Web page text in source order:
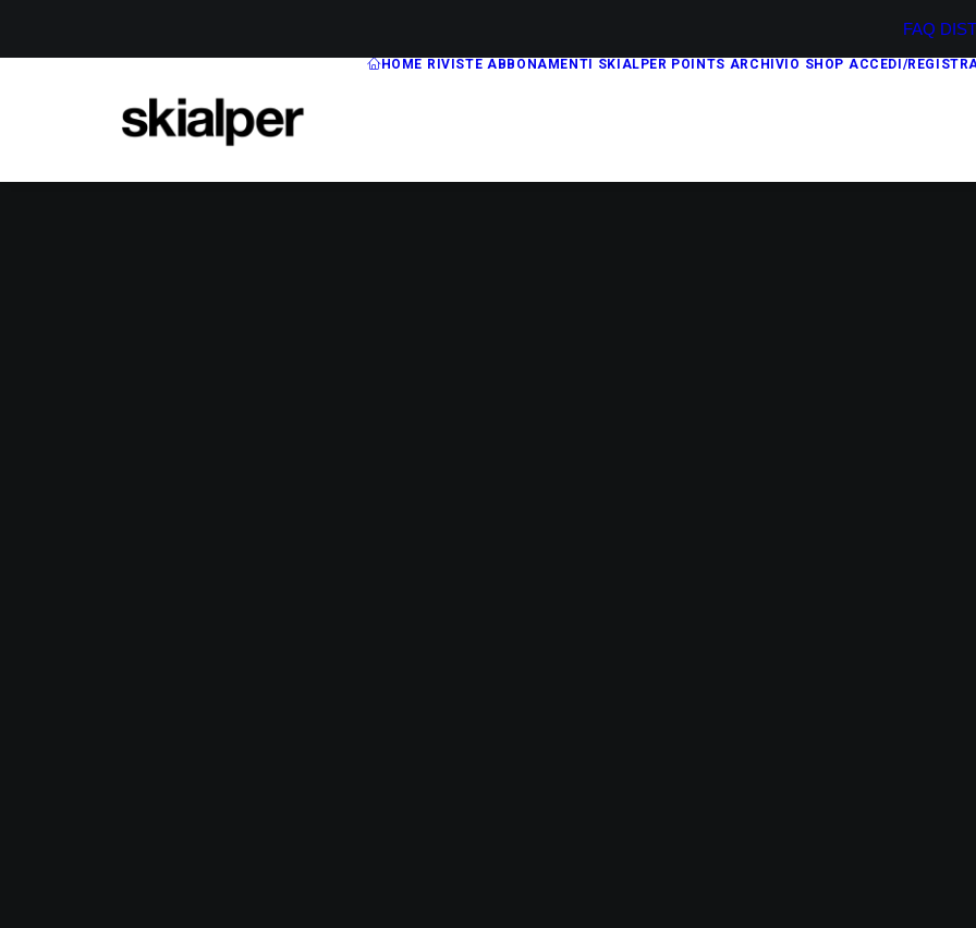
FAQ
HOME RIVISTE ABBONAMENTI SKIALPER POINTS ARCHIVIO SHOP ACCEDI/